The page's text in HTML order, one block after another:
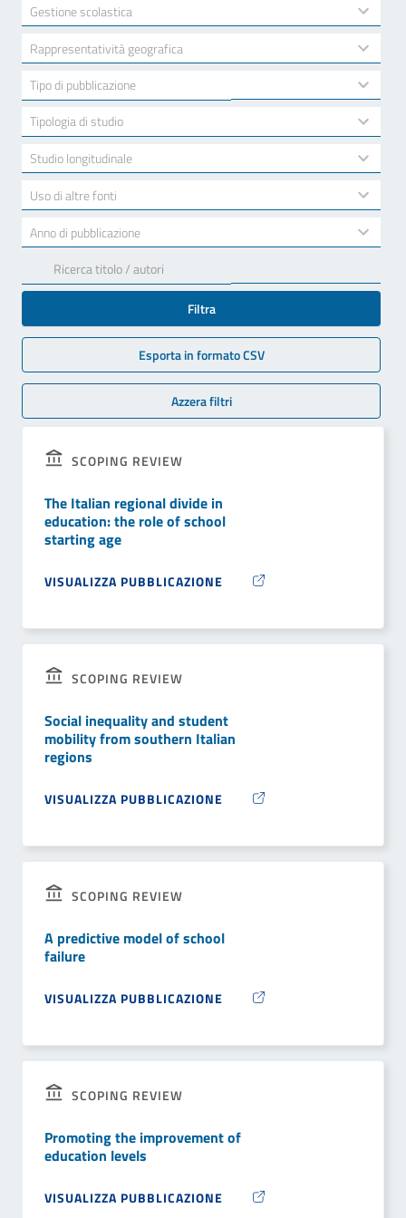
Gestione scolastica
results
Rappresentatività geografica
10
results
available
Tipo di pubblicazione
results
available
Tipologia di studio
results
available
Studio longitudinale
results
Uso di altre fonti
results
Anno di pubblicazione
17
results
available
Filtra
Esporta in formato CSV
Azzera filtri
SCOPING REVIEW
The Italian regional divide in
education: the role of school
starting age
VISUALIZZA PUBBLICAZIONE
SCOPING REVIEW
Social inequality and student
mobility from southern Italian
regions
VISUALIZZA PUBBLICAZIONE
SCOPING REVIEW
A predictive model of school
failure
VISUALIZZA PUBBLICAZIONE
SCOPING REVIEW
Promoting the improvement of
education levels
VISUALIZZA PUBBLICAZIONE